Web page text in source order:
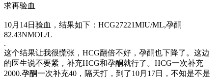
求再验血
10月14日验血，结果如下：HCG27221MIU/ML,孕酮
82.43NMOL/L
.
这个结果让我很慌张，HCG翻倍不好，孕酮也下降了。这边
的医生说不要紧，补充HCG和孕酮就行了。HCG一次补充
2000.孕酮一次补充40，隔天打，到了10月17日，不知是不是